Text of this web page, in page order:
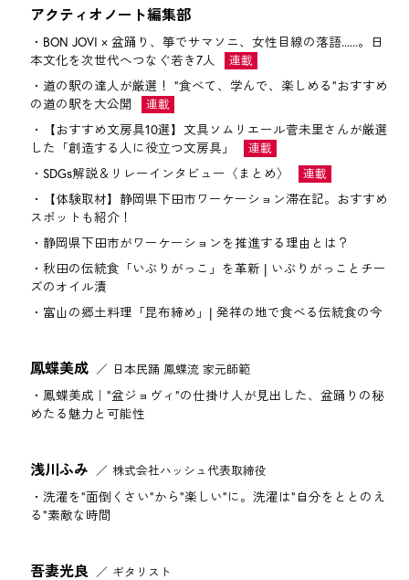
アクティオノート編集部
BON JOVI × 盆踊り、箏でサマソニ、女性目線の落語......。日
本文化を次世代へつなぐ若き7人
道の駅の達人が厳選！ "食べて、学んで、楽しめる"おすすめ
の道の駅を大公開
【おすすめ文房具10選】文具ソムリエール菅未里さんが厳選
した「創造する人に役立つ文房具」
SDGs解説＆リレーインタビュー〈まとめ〉
【体験取材】静岡県下田市ワーケーション滞在記。おすすめ
スポットも紹介！
静岡県下田市がワーケーションを推進する理由とは？
秋田の伝統食「いぶりがっこ」を革新 | いぶりがっことチー
ズのオイル漬
富山の郷土料理「昆布締め」| 発祥の地で食べる伝統食の今
鳳蝶美成
日本民踊 鳳蝶流 家元師範
鳳蝶美成｜"盆ジョヴィ"の仕掛け人が見出した、盆踊りの秘
めたる魅力と可能性
浅川ふみ
株式会社ハッシュ代表取締役
洗濯を"面倒くさい"から"楽しい"に。洗濯は"自分をととのえ
る"素敵な時間
吾妻光良
ギタリスト